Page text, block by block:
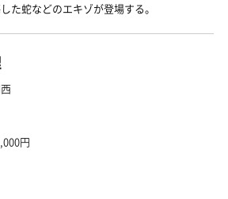
た蛇などのエキゾが登場する。
円